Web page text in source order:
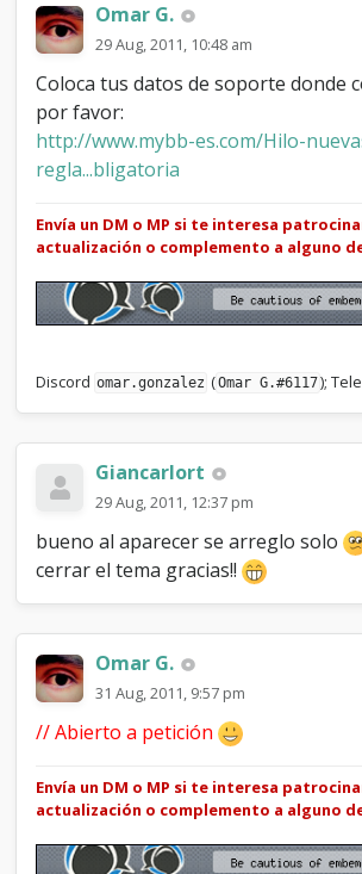
Omar G.
29 Aug, 2011, 10:48 am
Coloca tus datos de soporte donde
por favor:
http://www.mybb-es.com/Hilo-
regla...bligatoria
Envía un DM o MP si te interesa
actualización o complemento a alguno
Discord omar.gonzalez (Omar G.#6117);
Giancarlort
29 Aug, 2011, 12:37 pm
bueno al aparecer se arreglo solo
cerrar el tema gracias!!
Omar G.
31 Aug, 2011, 9:57 pm
// Abierto a petición
Envía un DM o MP si te interesa
actualización o complemento a alguno